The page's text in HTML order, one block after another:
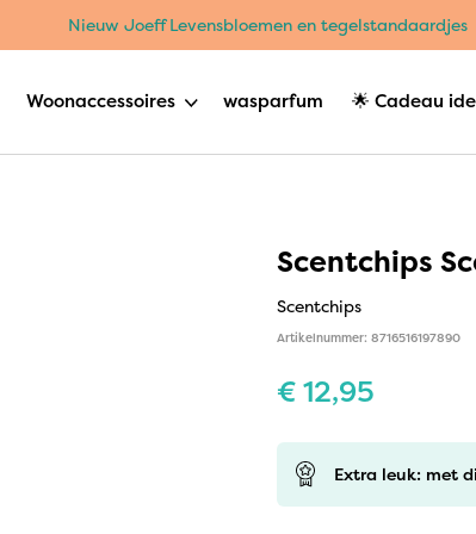
Nieuw Joeff Levensbloemen en tegelstandaardjes
Woonaccessoires wasparfum 🌟 Cadeau
Scentchips
Scentchips
Artikelnummer: 8716516197890
€12,95
Extra leuk: met